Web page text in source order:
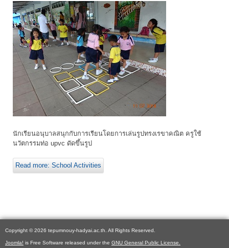
นักเรียนอนุบาลสนุกกับการเรียนโดยการเล่นรูปทรงเรขาคณิต ครูใช้
นวัตกรรมท่อ upvc ดัดขึ้นรูป
Read more: School Activities
Copyright © 2026 tepumnouy-hadyai.ac.th. All Rights Reserved.
Joomla! is Free Software released under the GNU General Public License.